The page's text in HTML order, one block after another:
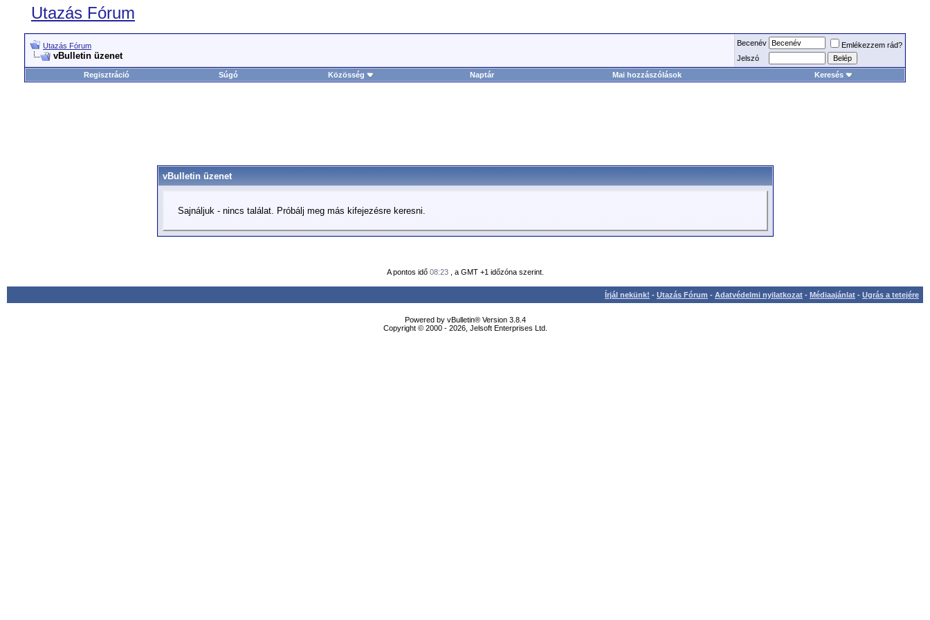
Utazás Fórum
Utazás Fórum
vBulletin üzenet
Becenév
Emlékezzem rád?
Jelszó
Regisztráció
Súgó Közösség Naptár Mai hozzászólások Keresés
vBulletin üzenet
Sajnáljuk - nincs találat. Próbálj meg más kifejezésre keresni.
A pontos idő 08:23, a GMT +1 időzóna szerint.
Írjál nekünk! - Utazás Fórum - Adatvédelmi nyilatkozat - Médiaajánlat - Ugrás a tetejére
Powered by vBulletin® Version 3.8.4
Copyright © 2000 - 2026, Jelsoft Enterprises Ltd.